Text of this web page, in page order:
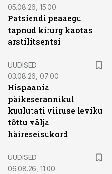
05.08.26, 15:00
Patsiendi peaaegu
tapnud kirurg kaotas
arstilitsentsi
UUDISED
03.08.26, 07:00
Hispaania
päikeserannikul
kuulutati viiruse leviku
tõttu välja
häireseisukord
UUDISED
06.08.26, 11:00